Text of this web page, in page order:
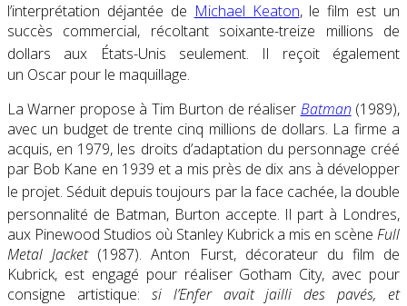
l’interprétation déjantée de Michael Keaton, le film est un
succès commercial, récoltant soixante-treize millions de
dollars aux États-Unis seulement. Il reçoit également
un Oscar pour le maquillage.
La Warner propose à Tim Burton de réaliser Batman (1989),
avec un budget de trente cinq millions de dollars. La firme a
acquis, en 1979, les droits d’adaptation du personnage créé
par Bob Kane en 1939 et a mis près de dix ans à développer
le projet. Séduit depuis toujours par la face cachée, la double
personnalité de Batman, Burton accepte. Il part à Londres,
aux Pinewood Studios où Stanley Kubrick a mis en scène Full
Metal Jacket(1987). Anton Furst, décorateur du film de
Kubrick, est engagé pour réaliser Gotham City, avec pour
consigne artistique: si l’Enfer avait jailli des pavés, et